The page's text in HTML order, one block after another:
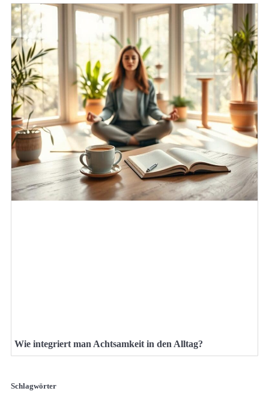
Wie integriert man Achtsamkeit in den Alltag?
Schlagwörter